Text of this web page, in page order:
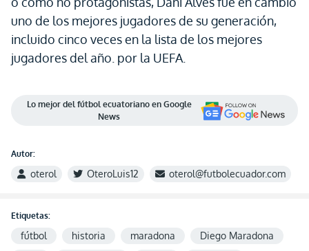
uno de los mejores jugadores de su generación,
incluido cinco veces en la lista de los mejores
jugadores del año. por la UEFA.
Lo mejor del fútbol ecuatoriano en Google
News
Autor:
oterol OteroLuis12 oterol@futbolecuador.com
Etiquetas:
fútbol historia maradona
Diego Maradona